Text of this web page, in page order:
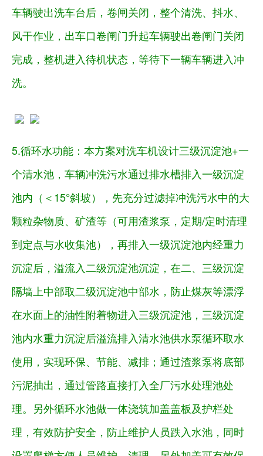
车辆驶出洗车台后，卷闸关闭，整个清洗、抖水、
风干作业，出车口卷闸门升起车辆驶出卷闸门关闭
完成，整机进入待机状态，等待下一辆车辆进入冲
洗。
5.循环水功能： 本方案对洗车机设计三级沉淀池+一
个清水池，车辆冲洗污水通过排水槽排入一级沉淀
池内（＜15°斜坡），先充分过滤掉冲洗污水中的大
颗粒杂物质、矿渣等（可用渣浆泵，定期/定时清理
到定点与水收集池），再排入一级沉淀池内经重力
沉淀后，溢流入二级沉淀池沉淀，在二、三级沉淀
隔墙上中部取二级沉淀池中部水，防止煤灰等漂浮
在水面上的油性附着物进入三级沉淀池，三级沉淀
池内水重力沉淀后溢流排入清水池供水泵循环取水
使用，实现环保、节能、减排；通过渣浆泵将底部
污泥抽出，通过管路直接打入全厂污水处理池处
理。另外循环水池做一体浇筑加盖盖板及护栏处
理，有效防护安全，防止维护人员跌入水池，同时